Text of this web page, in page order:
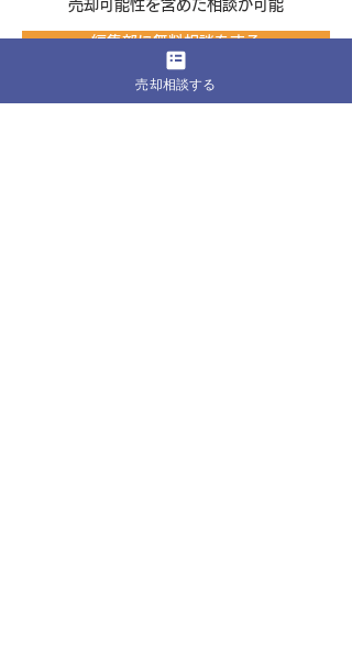
売却可能性を含めた相談が可能
編集部に無料相談をする
売却相談する